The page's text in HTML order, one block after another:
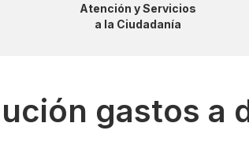
Atención y Servicios
a la Ciudadanía
gastos a